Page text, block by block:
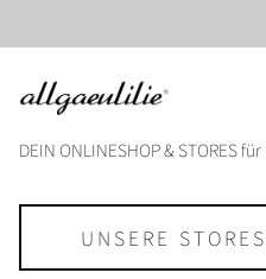
DEIN ONLINESHOP & STORES
UNSERE STORES